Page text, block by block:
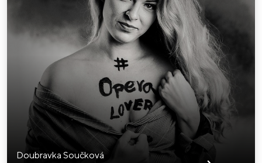
Doubravka Součková